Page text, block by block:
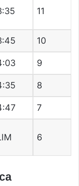
11
10
9
8
7
6